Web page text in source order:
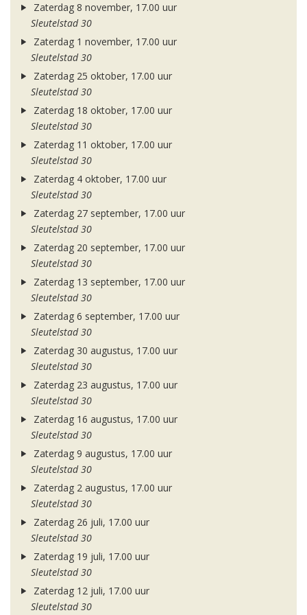
Zaterdag 8 november, 17.00 uur
Sleutelstad 30
Zaterdag 1 november, 17.00 uur
Sleutelstad 30
Zaterdag 25 oktober, 17.00 uur
Sleutelstad 30
Zaterdag 18 oktober, 17.00 uur
Sleutelstad 30
Zaterdag 11 oktober, 17.00 uur
Sleutelstad 30
Zaterdag 4 oktober, 17.00 uur
Sleutelstad 30
Zaterdag 27 september, 17.00 uur
Sleutelstad 30
Zaterdag 20 september, 17.00 uur
Sleutelstad 30
Zaterdag 13 september, 17.00 uur
Sleutelstad 30
Zaterdag 6 september, 17.00 uur
Sleutelstad 30
Zaterdag 30 augustus, 17.00 uur
Sleutelstad 30
Zaterdag 23 augustus, 17.00 uur
Sleutelstad 30
Zaterdag 16 augustus, 17.00 uur
Sleutelstad 30
Zaterdag 9 augustus, 17.00 uur
Sleutelstad 30
Zaterdag 2 augustus, 17.00 uur
Sleutelstad 30
Zaterdag 26 juli, 17.00 uur
Sleutelstad 30
Zaterdag 19 juli, 17.00 uur
Sleutelstad 30
Zaterdag 12 juli, 17.00 uur
Sleutelstad 30